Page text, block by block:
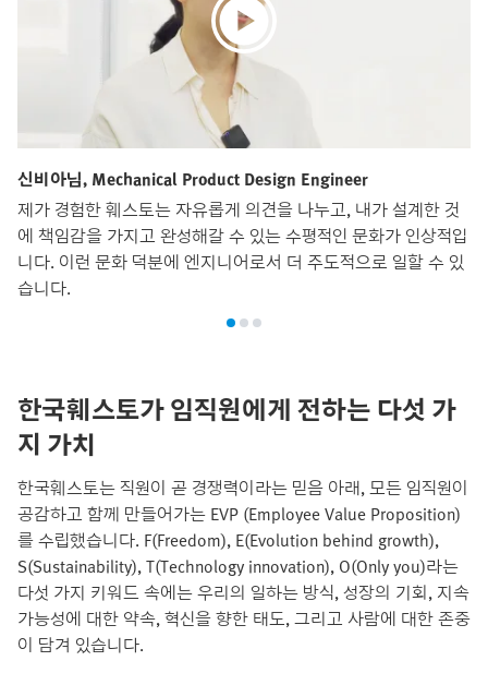
신비아님, Mechanical Product Design Engineer
제가 경험한 훼스토는 자유롭게 의견을 나누고, 내가 설계한 것
에 책임감을 가지고 완성해갈 수 있는 수평적인 문화가 인상적입
니다. 이런 문화 덕분에 엔지니어로서 더 주도적으로 일할 수 있
습니다.
한국훼스토가 임직원에게 전하는 다섯 가
지 가치
한국훼스토는 직원이 곧 경쟁력이라는 믿음 아래, 모든 임직원이
공감하고 함께 만들어가는 EVP (Employee Value Proposition)
를 수립했습니다. F(Freedom), E(Evolution behind growth),
S(Sustainability), T(Technology innovation), O(Only you)라는
다섯 가지 키워드 속에는 우리의 일하는 방식, 성장의 기회, 지속
가능성에 대한 약속, 혁신을 향한 태도, 그리고 사람에 대한 존중
이 담겨 있습니다.